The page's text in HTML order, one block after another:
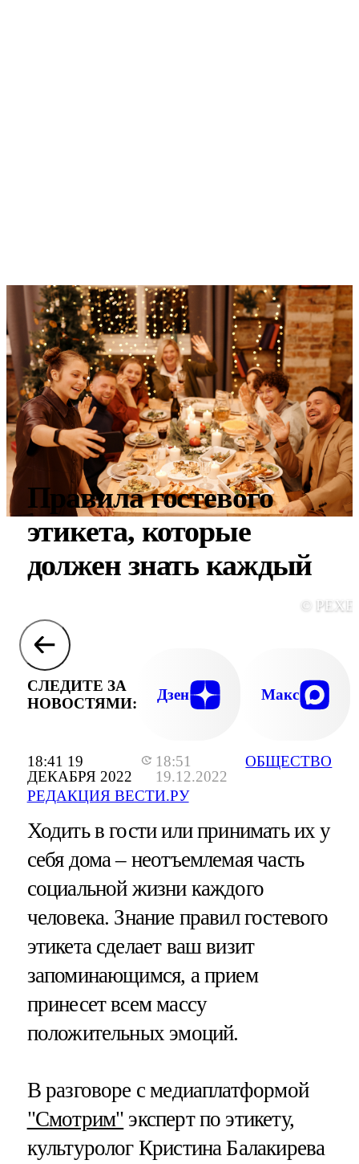
18:41 19
ДЕКАБРЯ 2022
18:51
19.12.2022
РЕДАКЦИЯ ВЕСТИ.РУ
ОБЩЕСТВО
Правила гостевого
этикета, которые
должен знать каждый
©
СЛЕДИТЕ ЗА
НОВОСТЯМИ:
Дзен Макс
Ходить в гости или принимать их у
себя дома – неотъемлемая часть
социальной жизни каждого
человека. Знание правил гостевого
этикета сделает ваш визит
запоминающимся, а прием
принесет всем массу
положительных эмоций.
В разговоре с медиаплатформой
"Смотрим" эксперт по этикету,
культуролог Кристина Балакирева